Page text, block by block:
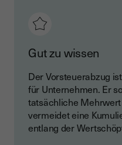
Gut zu wissen
Der Vorsteuerabzug
für Unternehmen. Er
tatsächliche
vermeidet eine
entlang der